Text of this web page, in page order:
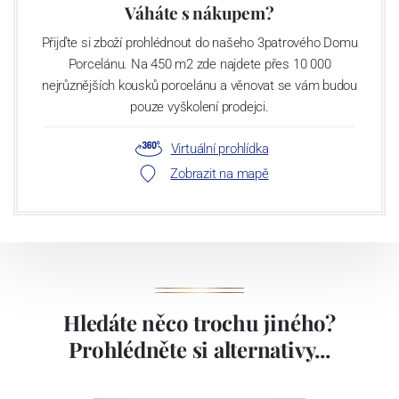
Váháte s nákupem?
Přijďte si zboží prohlédnout do našeho 3patrového Domu
Porcelánu. Na 450 m2 zde najdete přes 10 000
nejrůznějších kousků porcelánu a věnovat se vám budou
pouze vyškolení prodejci.
Virtuální prohlídka
Zobrazit na mapě
Hledáte něco trochu jiného?
Prohlédněte si alternativy...